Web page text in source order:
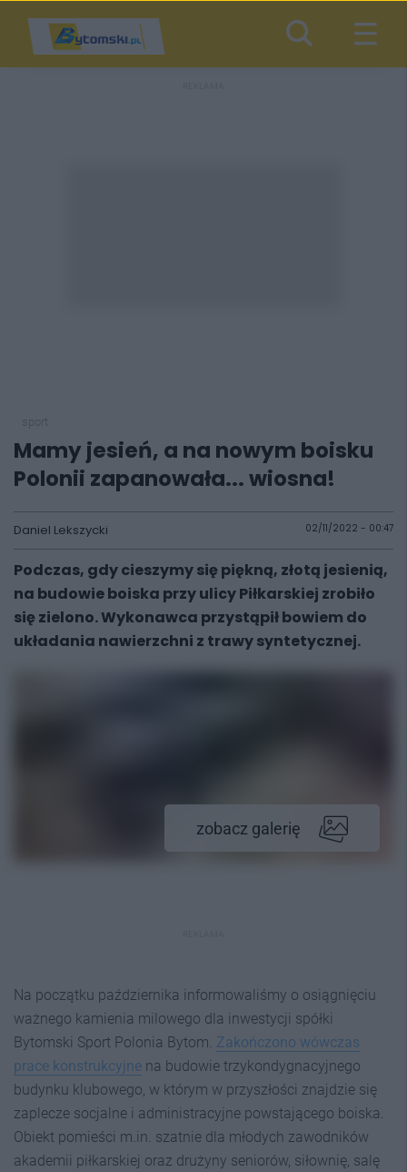
Mamy jesień, a na nowym boisku
Polonii zapanowała... wiosna!
Daniel Lekszycki 02/11/2022 - 00:47
Podczas, gdy cieszymy się piękną, złotą jesienią,
na budowie boiska przy ulicy Piłkarskiej zrobiło
się zielono. Wykonawca przystąpił bowiem do
układania nawierzchni z trawy syntetycznej.
zobacz galerię
Na początku października informowaliśmy o osiągnięciu
ważnego kamienia milowego dla inwestycji spółki
Bytomski Sport Polonia Bytom. Zakończono wówczas
prace konstrukcyjne na budowie trzykondygnacyjnego
budynku klubowego, w którym w przyszłości znajdzie się
zaplecze socjalne i administracyjne powstającego boiska.
Obiekt pomieści m.in. szatnie dla młodych zawodników
akademii piłkarskiej oraz drużyny seniorów, siłownię, salę